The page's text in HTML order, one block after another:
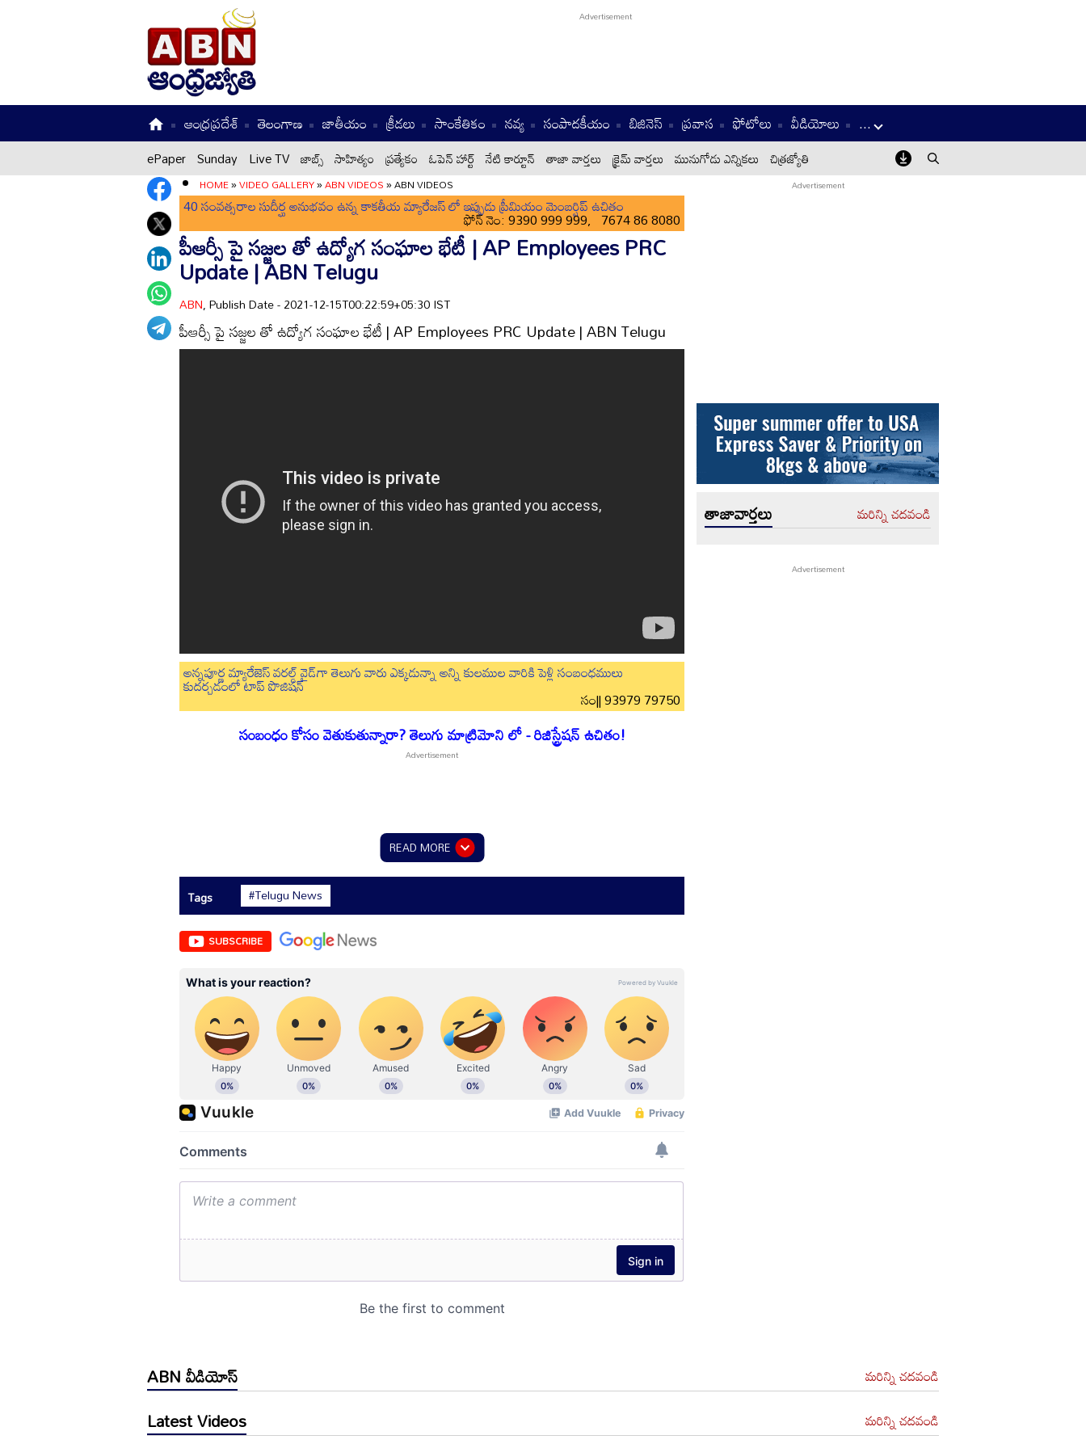
ఆంధ్రప్రదేశ్ తెలంగాణ జాతీయం క్రీడలు సాంకేతికం నవ్య సంపాదకీయం బిజినెస్ ప్రవాస ఫోటోలు వీడియోలు ...
ePaper Sunday Live TV జాబ్స్ సాహిత్యం ప్రత్యేకం ఓపెన్ హార్ట్ నేటి కార్టూన్ తాజా వార్తలు క్రైమ్ వార్తలు మునుగోడు ఎన్నికలు చిత్రజ్యోతి
HOME»VIDEO GALLERY»ABN VIDEOS»ABN VIDEOS
40 సంవత్సరాల సుదీర్ఘ అనుభవం ఉన్న కాకతీయ మ్యారేజస్ లో ఇప్పుడు ప్రీమియం మెంబర్షిప్ ఉచితం
ఫోన్ నెం: 9390 999 999, 7674 86 8080
పీఆర్సీ పై సజ్జల తో ఉద్యోగ సంఘాల భేటీ | AP Employees PRC
Update | ABN Telugu
ABN, Publish Date - 2021-12-15T00:22:59+05:30 IST
పీఆర్సీ పై సజ్జల తో ఉద్యోగ సంఘాల భేటీ | AP Employees PRC Update | ABN Telugu
అన్నపూర్ణ మ్యారేజెస్ వరల్డ్ వైడ్‌గా తెలుగు వారు ఎక్కడున్నా అన్ని కులముల వారికి పెళ్లి సంబంధములు
కుదర్చడంలో టాప్ పొజిషన్
సం|| 93979 79750
సంబంధం కోసం వెతుకుతున్నారా? తెలుగు మాట్రిమోని లో - రిజిస్ట్రేషన్ ఉచితం!
READ MORE
Tags #Telugu News
SUBSCRIBE
తాజావార్తలు మరిన్ని చదవండి
ABN వీడియోస్ మరిన్ని చదవండి
Latest Videos మరిన్ని చదవండి